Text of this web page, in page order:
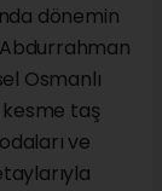
dönemin
Osmanlı
kesme taş
ve